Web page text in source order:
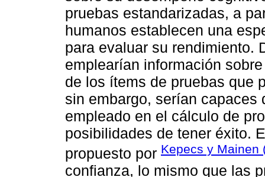
pruebas estandarizadas, a
humanos establecen una
para evaluar su rendimiento.
emplearían información
de los ítems de pruebas que
sin embargo, serían capaces
empleado en el cálculo de
posibilidades de tener éxito.
propuesto por Kepecs y Mainen
confianza, lo mismo que las